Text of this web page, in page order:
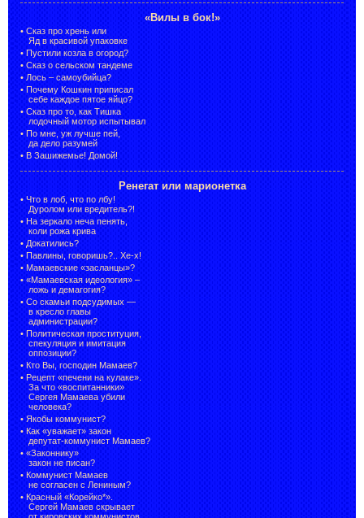
«Вилы в бок!»
• Сказ про хрень или
Яд в красивой упаковке
• Пустили козла в огород?
• Сказ о сельском тандеме
• Лось – самоубийца?
• Почему Кошкин приписал
себе каждое пятое яйцо?
• Сказ про то, как Тишка
лодочный мотор испытывал
• По мне, уж лучше пей,
да дело разумей
• В Зашижемье! Домой!
Ренегат или марионетка
• Что в лоб, что по лбу!
Дуролом или вредитель?!
• На зеркало неча пенять,
коли рожа крива
• Докатились?
• Павлины, говоришь?.. Хе-х!
• Мамаевские «засланцы»?
• «Мамаевская идеология» –
ложь и демагогия?
• Со скамьи подсудимых —
в кресло главы
администрации?
• Политическая проституция,
спекуляция и имитация
оппозиции?
• Кто Вы, господин Мамаев?
• Рецепт «печени на кулаке».
За что «воспитанники»
Сергея Мамаева убили
человека?
• Якобы коммунист?
• Как «уважает» закон
депутат-коммунист Мамаев?
• «Законнику»
закон не писан?
• Коммунист Мамаев
не согласен с Лениным?
• Красный «Корейко*».
Сергей Мамаев скрывает
от кировских коммунистов